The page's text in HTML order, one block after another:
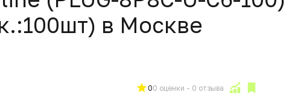
в Москвe
00 оценки - 0 отзыва